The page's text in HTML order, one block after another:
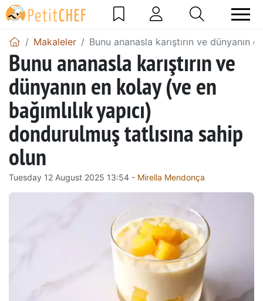
Makaleler Bunu ananasla karıştırın ve dünyanın
Bunu ananasla karıştırın ve
dünyanın en kolay (ve en
bağımlılık yapıcı)
dondurulmuş tatlısına sahip
olun
Tuesday 12 August 2025 13:54 - Mirella Mendonça